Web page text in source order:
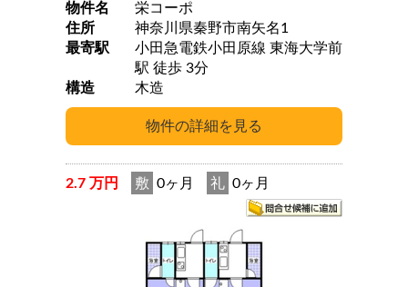
物件名
栄コーポ
住所
神奈川県秦野市南矢名1
最寄駅
小田急電鉄小田原線 東海大学前
駅 徒歩 3分
構造
木造
2.7 万円 敷 0ヶ月 礼 0ヶ月